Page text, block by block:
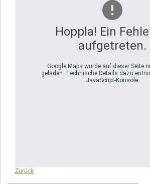
Hoppla! Ein
aufgetreten.
Google Maps wurde auf dieser Seite
geladen. Technische Details dazu
JavaScript-Konsole.
Zurück